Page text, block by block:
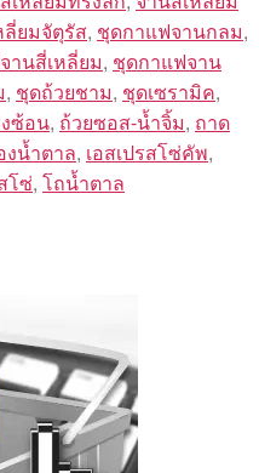
ลี่ยมจัตุรัส, ชุดกาแฟจานกลม,
านสี่เหลี่ยม, ชุดกาแฟจาน
, ชุดถ้วยชาม, ชุดเซรามิค,
ซ้อน, ถ้วยซอส-น้ำจิ้ม, ถาด
น้ำตาล, เอสเปรสโซ่คัพ,
โซ่, โถน้ำตาล